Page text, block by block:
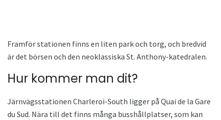
Framför stationen finns en liten park och torg, och bredvid
är det börsen och den neoklassiska St. Anthony-katedralen.
Hur kommer man dit?
Järnvägsstationen Charleroi-South ligger på Quai de la Gare
du Sud. Nära till det finns många busshållplatser, som kan